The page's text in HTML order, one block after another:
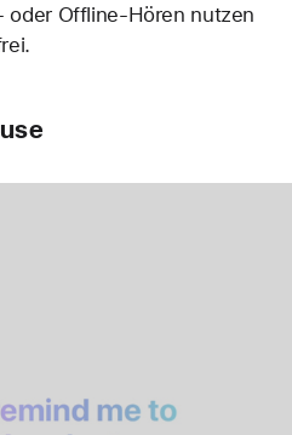
oder Offline-Hören nutzen